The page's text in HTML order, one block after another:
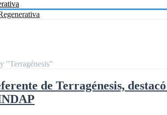
"Terragénesis"
de Terragénesis,